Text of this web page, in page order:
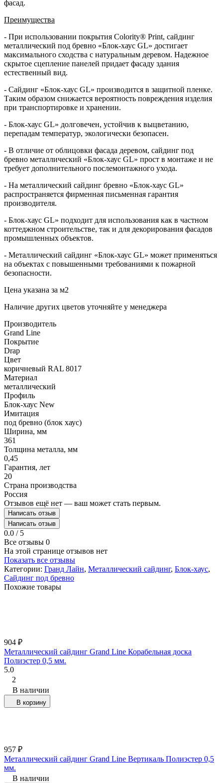
фасад.
Преимущества
- При использовании покрытия Colority® Print, сайдинг
металлический под бревно «Блок-хаус GL» достигает
максимального сходства с натуральным деревом. Надежное
скрытое сцепление панелей придает фасаду здания
естественный вид.
- Сайдинг «Блок-хаус GL» производится в защитной пленке.
Таким образом снижается вероятность повреждения изделия
при транспортировке и хранении.
- Блок-хаус GL» долговечен, устойчив к выцветанию,
перепадам температур, экологически безопасен.
- В отличие от облицовки фасада деревом, сайдинг под
бревно металлический «Блок-хаус GL» прост в монтаже и не
требует дополнительного послемонтажного ухода.
- На металлический сайдинг бревно «Блок-хаус GL»
распространяется фирменная письменная гарантия
производителя.
- Блок-хаус GL» подходит для использования как в частном
коттеджном строительстве, так и для декорирования фасадов
промышленных объектов.
- Металлический сайдинг «Блок-хаус GL» может применяться
на объектах с повышенными требованиями к пожарной
безопасности.
Цена указана за м2
Наличие других цветов уточняйте у менеджера
Производитель
Grand Line
Покрытие
Drap
Цвет
коричневый RAL 8017
Материал
металлический
Профиль
Блок-хаус New
Имитация
под бревно (блок хаус)
Ширина, мм
361
Толщина металла, мм
0,45
Гарантия, лет
20
Страна производства
Россия
Отзывов ещё нет — ваш может стать первым.
Написать отзыв
Написать отзыв
0.0 / 5
Все отзывы 0
На этой странице отзывов нет
Показать все отзывы
Категории: Гранд Лайн, Металлический сайдинг, Блок-хаус,
Сайдинг под бревно
Похожие товары
904 ₽
Металлический сайдинг Grand Line Корабельная доска
Полиэстер 0,5 мм.
5.0
2
В наличии
В корзину
957 ₽
Металлический сайдинг Grand Line Вертикаль Полиэстер 0,5
мм.
В наличии